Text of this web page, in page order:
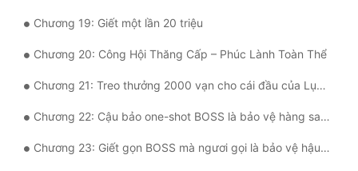
Điền Văn
Đô Thị
Đông Phương
Đông Phương Huyền Huyễn
Đồng Nhân
Chương 19: Giết một lần 20 triệu
Chương 20: Công Hội Thăng Cấp – Phúc Lành Toàn Thể
Chương 21: Treo thưởng 2000 vạn cho cái đầu của Lục Thương
Chương 22: Cậu bảo one-shot BOSS là bảo vệ hàng sau á? (1)
Chương 23: Giết gọn BOSS mà ngươi gọi là bảo vệ hậu phương sao? (2)